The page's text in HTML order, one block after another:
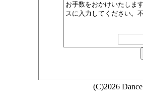
お手数をおかけいたしま
スに入力してください。
(C)2026